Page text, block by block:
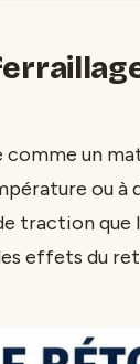
un
ou à
traction que
effets du